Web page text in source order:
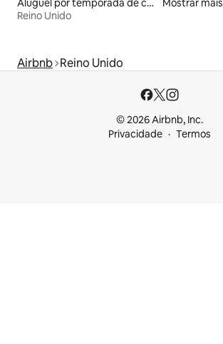
Aluguel por temporada de cavernas
Reino Unido
Mostrar mais
Airbnb Reino Unido
© 2026 Airbnb, Inc.
Privacidade
Termos